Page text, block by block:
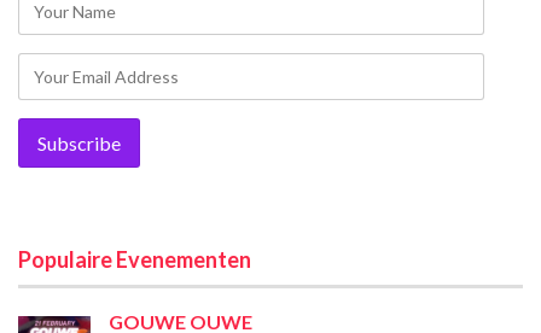
Populaire Evenementen
GOUWE OUWE